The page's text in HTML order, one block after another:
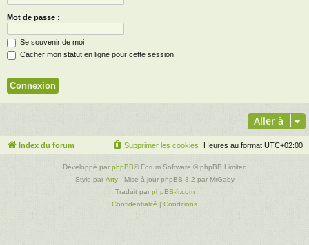
Mot de passe :
Se souvenir de moi
Cacher mon statut en ligne pour cette session
Aller à
Index du forum Heures au format UTC+02:00
Supprimer les cookies
Développé par phpBB® Forum Software © phpBB Limited
Style par Arty- Mise à jour phpBB 3.2 par MrGaby
Traduit par phpBB-fr.com
Confidentialité | Conditions